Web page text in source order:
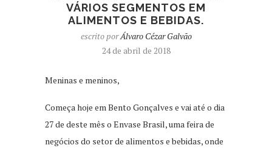
VÁRIOS SEGMENTOS EM
ALIMENTOS E BEBIDAS.
escrito porÁlvaro Cézar Galvão
24 de abril de 2018
Meninas e meninos,
Começa hoje em Bento Gonçalves e vai até o dia
27 de deste mês o Envase Brasil, uma feira de
negócios do setor de alimentos e bebidas, onde